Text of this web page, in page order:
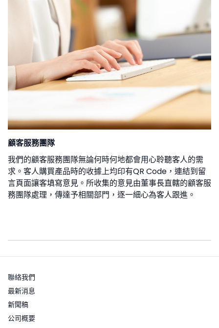
顧客服務團隊
我們的顧客服務團隊無論何時何地都會用心聆聽客人的需
求。客人購買產品時的收據上均印有QR Code，連結到留
言頁面讓客填寫意見。所收集的意見由董事長直轄的顧客服
務團隊處理，傳達予相關部門，逐一細心為客人跟進。
聯絡我們
最新消息
新聞稿
公司概要